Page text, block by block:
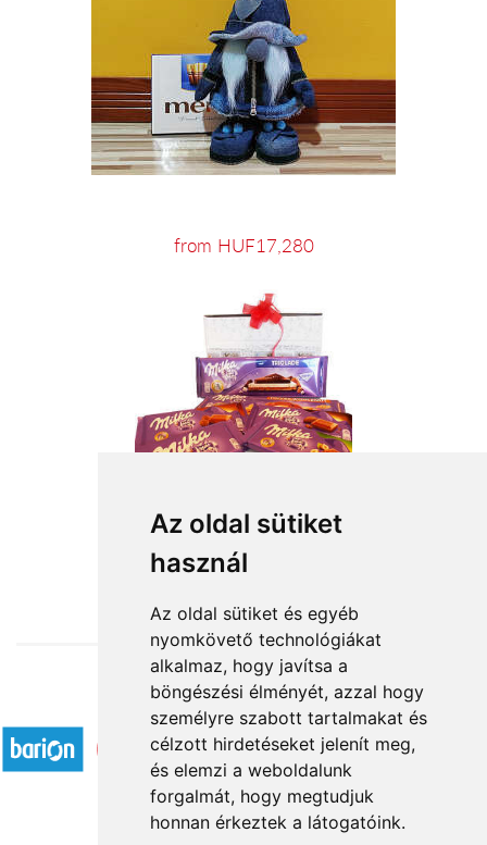
Az oldal sütiket
használ
Az oldal sütiket és egyéb
nyomkövető technológiákat
alkalmaz, hogy javítsa a
böngészési élményét, azzal hogy
személyre szabott tartalmakat és
célzott hirdetéseket jelenít meg,
és elemzi a weboldalunk
forgalmát, hogy megtudjuk
honnan érkeztek a látogatóink.
from HUF17,280
from HUF14,000
Accepted payment methods